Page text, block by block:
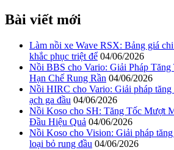
Bài viết mới
Làm nồi xe Wave RSX: Bảng giá
khắc phục triệt để 04/06/2026
Nồi BBS cho Vario: Giải Pháp
Hạn Chế Rung Rần 04/06/2026
Nồi HIRC cho Vario: Giải pháp
ạch ga đầu 04/06/2026
Nồi Koso cho SH: Tăng Tốc Mượt
Đầu Hiệu Quả 04/06/2026
Nồi Koso cho Vision: Giải pháp tăng
loại bỏ rung đầu 04/06/2026